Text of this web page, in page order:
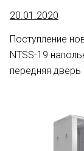
20.01.2020
Поступление
NTSS-19
передняя